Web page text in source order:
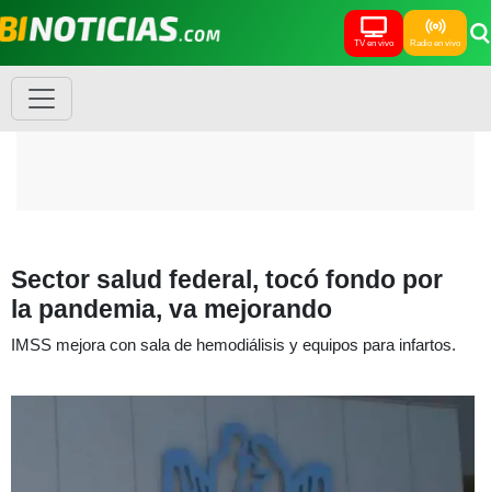
TV en vivo Radio en vivo
Sector salud federal, tocó fondo por
la pandemia, va mejorando
IMSS mejora con sala de hemodiálisis y equipos para infartos.